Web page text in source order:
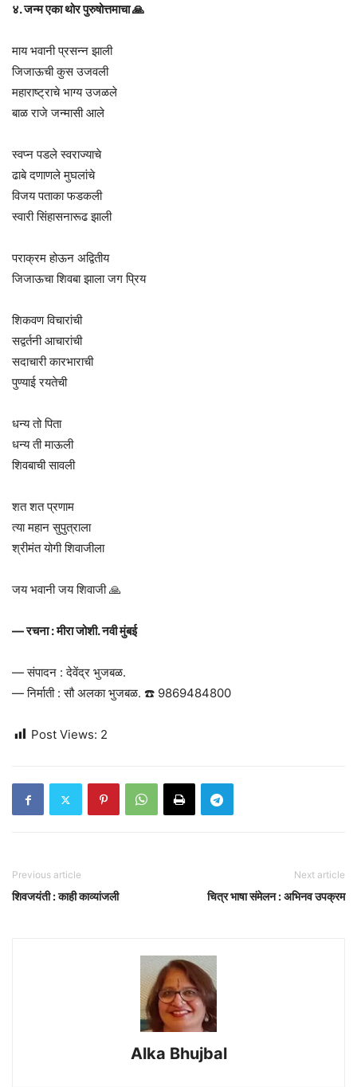
४. जन्म एका थोर पुरुषोत्तमाचा 🙏
माय भवानी प्रसन्न झाली
जिजाऊची कुस उजवली
महाराष्ट्राचे भाग्य उजळले
बाळ राजे जन्मासी आले
स्वप्न पडले स्वराज्याचे
ढाबे दणाणले मुघलांचे
विजय पताका फडकली
स्वारी सिंहासनारूढ झाली
पराक्रम होऊन अद्वितीय
जिजाऊचा शिवबा झाला जग प्रिय
शिकवण विचारांची
सद्वर्तनी आचारांची
सदाचारी कारभाराची
पुण्याई रयतेची
धन्य तो पिता
धन्य ती माऊली
शिवबाची सावली
शत शत प्रणाम
त्या महान सुपुत्राला
श्रीमंत योगी शिवाजीला
जय भवानी जय शिवाजी 🙏
— रचना : मीरा जोशी. नवी मुंबई
— संपादन : देवेंद्र भुजबळ.
— निर्माती : सौ अलका भुजबळ. ☎️ 9869484800
Post Views: 2
Previous article
शिवजयंती : काही काव्यांजली
Next article
चित्र भाषा संमेलन : अभिनव उपक्रम
Alka Bhujbal